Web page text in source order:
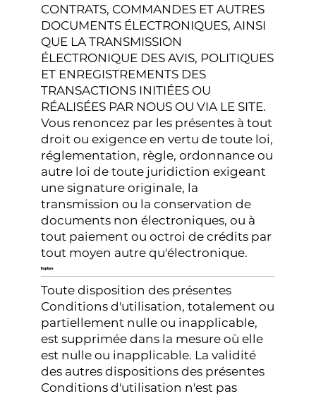
CONTRATS, COMMANDES ET AUTRES
DOCUMENTS ÉLECTRONIQUES, AINSI
QUE LA TRANSMISSION
ÉLECTRONIQUE DES AVIS, POLITIQUES
ET ENREGISTREMENTS DES
TRANSACTIONS INITIÉES OU
RÉALISÉES PAR NOUS OU VIA LE SITE.
Vous renoncez par les présentes à tout
droit ou exigence en vertu de toute loi,
réglementation, règle, ordonnance ou
autre loi de toute juridiction exigeant
une signature originale, la
transmission ou la conservation de
documents non électroniques, ou à
tout paiement ou octroi de crédits par
tout moyen autre qu'électronique.
Rupture
Toute disposition des présentes
Conditions d'utilisation, totalement ou
partiellement nulle ou inapplicable,
est supprimée dans la mesure où elle
est nulle ou inapplicable. La validité
des autres dispositions des présentes
Conditions d'utilisation n'est pas